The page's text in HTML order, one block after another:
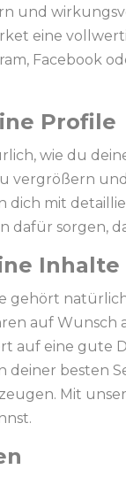
und
eine
Facebook
Profile
wie du
vergrößern
mit
sorgen,
Inhalte
auf Wunsch
auf eine gute
besten
Mit